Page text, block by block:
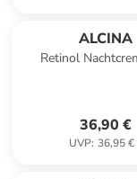
ALCINA
Retinol
36,90 €
UVP: 36,95 €